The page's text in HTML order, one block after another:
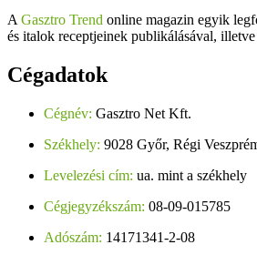
A Gasztro Trend online magazin egyik
és italok receptjeinek publikálásával,
Cégadatok
Cégnév: Gasztro Net Kft.
Székhely: 9028 Győr, Régi
Levelezési cím: ua. mint a székhely
Cégjegyzékszám: 08-09-015785
Adószám: 14171341-2-08